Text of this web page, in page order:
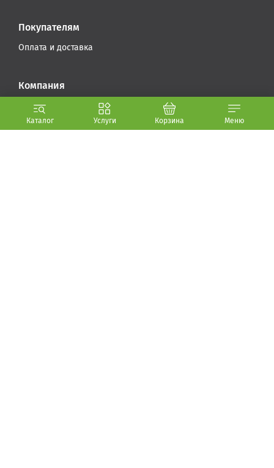
Услуги
Каталог Корзина Меню
Покупателям
Оплата и доставка
Компания
Стать партнером
О компании (.PDF, 5.6 МБ)